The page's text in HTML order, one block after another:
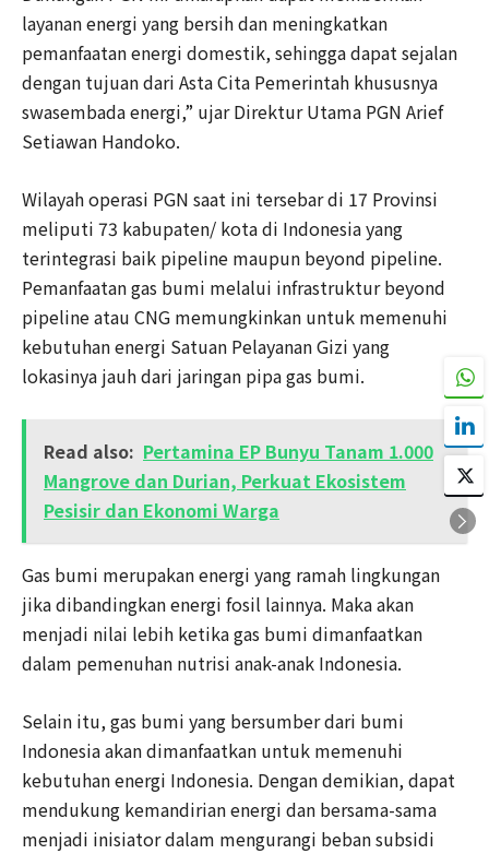
layanan energi yang bersih dan meningkatkan
pemanfaatan energi domestik, sehingga dapat sejalan
dengan tujuan dari Asta Cita Pemerintah khususnya
swasembada energi,” ujar Direktur Utama PGN Arief
Setiawan Handoko.
Wilayah operasi PGN saat ini tersebar di 17 Provinsi
meliputi 73 kabupaten/ kota di Indonesia yang
terintegrasi baik pipeline maupun beyond pipeline.
Pemanfaatan gas bumi melalui infrastruktur beyond
pipeline atau CNG memungkinkan untuk memenuhi
kebutuhan energi Satuan Pelayanan Gizi yang
lokasinya jauh dari jaringan pipa gas bumi.
Read also: Pertamina EP Bunyu Tanam 1.000
Mangrove dan Durian, Perkuat Ekosistem
Pesisir dan Ekonomi Warga
Gas bumi merupakan energi yang ramah lingkungan
jika dibandingkan energi fosil lainnya. Maka akan
menjadi nilai lebih ketika gas bumi dimanfaatkan
dalam pemenuhan nutrisi anak-anak Indonesia.
Selain itu, gas bumi yang bersumber dari bumi
Indonesia akan dimanfaatkan untuk memenuhi
kebutuhan energi Indonesia. Dengan demikian, dapat
mendukung kemandirian energi dan bersama-sama
menjadi inisiator dalam mengurangi beban subsidi